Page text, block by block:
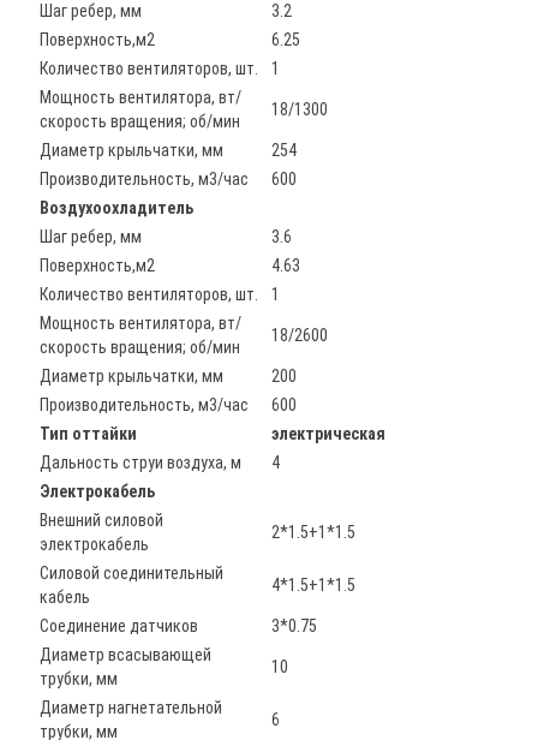
Шаг ребер, мм
3.2
Поверхность,м2
6.25
Количество вентиляторов, шт.
1
Мощность вентилятора, вт/
скорость вращения; об/мин
18/1300
Диаметр крыльчатки, мм
254
Производительность, м3/час
600
Воздухоохладитель
Шаг ребер, мм
3.6
Поверхность,м2
4.63
Количество вентиляторов, шт.
1
Мощность вентилятора, вт/
скорость вращения; об/мин
18/2600
Диаметр крыльчатки, мм
200
Производительность, м3/час
600
Тип оттайки
электрическая
Дальность струи воздуха, м
4
Электрокабель
Внешний силовой
электрокабель
2*1.5+1*1.5
Силовой соединительный
кабель
4*1.5+1*1.5
Соединение датчиков
3*0.75
Диаметр всасывающей
трубки, мм
10
Диаметр нагнетательной
трубки, мм
6